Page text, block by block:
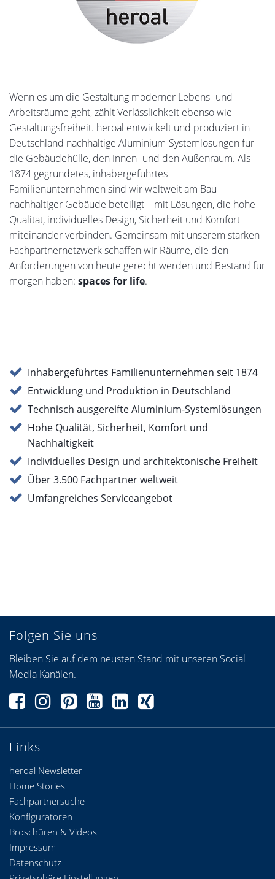
Wenn es um die Gestaltung moderner Lebens- und
Arbeitsräume geht, zählt Verlässlichkeit ebenso wie
Gestaltungsfreiheit. heroal entwickelt und produziert in
Deutschland nachhaltige Aluminium-Systemlösungen für
die Gebäudehülle, den Innen- und den Außenraum. Als
1874 gegründetes, inhabergeführtes
Familienunternehmen sind wir weltweit am Bau
nachhaltiger Gebäude beteiligt – mit Lösungen, die hohe
Qualität, individuelles Design, Sicherheit und Komfort
miteinander verbinden. Gemeinsam mit unserem starken
Fachpartnernetzwerk schaffen wir Räume, die den
Anforderungen von heute gerecht werden und Bestand für
morgen haben: spaces for life.
Inhabergeführtes Familienunternehmen seit 1874
Entwicklung und Produktion in Deutschland
Technisch ausgereifte Aluminium-Systemlösungen
Hohe Qualität, Sicherheit, Komfort und
Nachhaltigkeit
Individuelles Design und architektonische Freiheit
Über 3.500 Fachpartner weltweit
Umfangreiches Serviceangebot
Links
heroal Newsletter
Home Stories
Fachpartnersuche
Konfiguratoren
Broschüren & Videos
Folgen Sie uns
Bleiben Sie auf dem neusten Stand mit unseren Social
Media Kanälen.
Impressum
Datenschutz